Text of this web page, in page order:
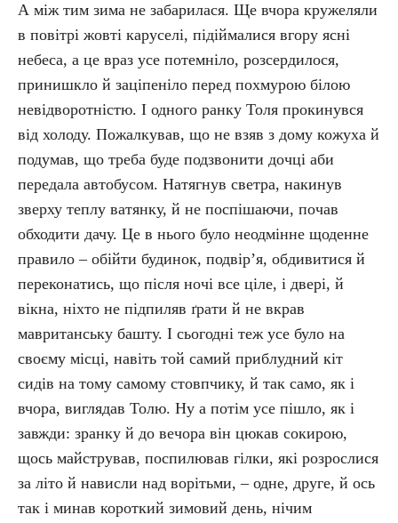
А між тим зима не забарилася. Ще вчора кружеляли
в повітрі жовті каруселі, підіймалися вгору ясні
небеса, а це враз усе потемніло, розсердилося,
принишкло й заціпеніло перед похмурою білою
невідворотністю. І одного ранку Толя прокинувся
від холоду. Пожалкував, що не взяв з дому кожуха й
подумав, що треба буде подзвонити дочці аби
передала автобусом. Натягнув светра, накинув
зверху теплу ватянку, й не поспішаючи, почав
обходити дачу. Це в нього було неодмінне щоденне
правило – обійти будинок, подвір’я, обдивитися й
переконатись, що після ночі все ціле, і двері, й
вікна, ніхто не підпиляв ґрати й не вкрав
мавританську башту. І сьогодні теж усе було на
своєму місці, навіть той самий приблудний кіт
сидів на тому самому стовпчику, й так само, як і
вчора, виглядав Толю. Ну а потім усе пішло, як і
завжди: зранку й до вечора він цюкав сокирою,
щось майстрував, поспилював гілки, які розрослися
за літо й нависли над ворітьми, – одне, друге, й ось
так і минав короткий зимовий день, нічим